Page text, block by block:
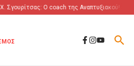
Σγουρίτσας: O coach της Αναπτυξιακού!